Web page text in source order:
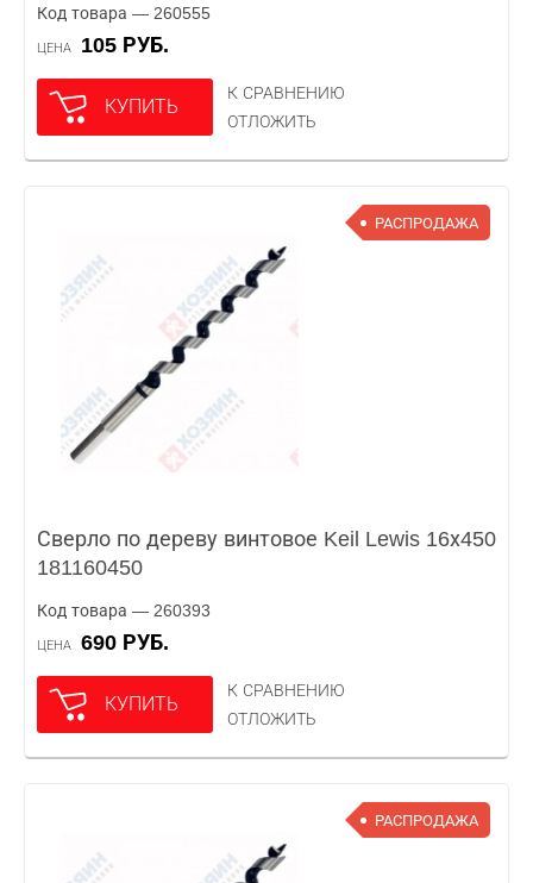
Код товара — 260555
ЦЕНА 105 РУБ.
КУПИТЬ
К СРАВНЕНИЮ
ОТЛОЖИТЬ
РАСПРОДАЖА
Сверло по дереву винтовое Keil Lewis 16х450
181160450
Код товара — 260393
ЦЕНА 690 РУБ.
КУПИТЬ
К СРАВНЕНИЮ
ОТЛОЖИТЬ
РАСПРОДАЖА